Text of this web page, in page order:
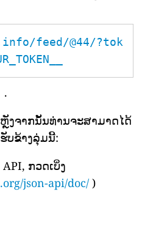
feed/@44/?tok
.
ງຈາກນັ້ນທ່ານຈະສາມາດໄດ້
ບຂ້າງລຸ່ມນີ້:
ກວດເບິ່ງ
json-api/doc/ )